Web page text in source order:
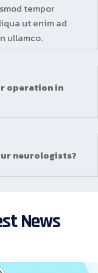
tempor
ut enim ad
ullamco.
operation in
neurologists?
News